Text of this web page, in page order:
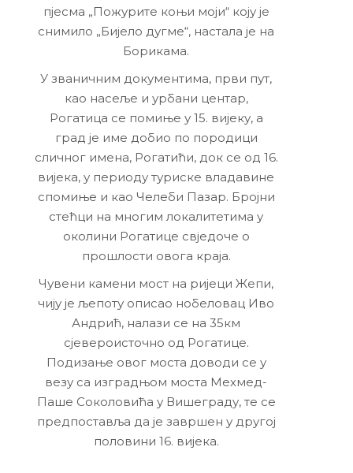
пјесма „Пожурите коњи моји“ коју је
снимило „Бијело дугме“, настала је на
Борикама.
У званичним документима, први пут,
као насеље и урбани центар,
Рогатица се помиње у 15. вијеку, а
град је име добио по породици
сличног имена, Рогатићи, док се од 16.
вијека, у периоду туриске владавине
спомиње и као Челеби Пазар. Бројни
стећци на многим локалитетима у
околини Рогатице свједоче о
прошлости овога краја.
Чувени камени мост на ријеци Жепи,
чију је љепоту описао нобеловац Иво
Андрић, налази се на 35км
сјевероисточно од Рогатице.
Подизање овог моста доводи се у
везу са изградњом моста Мехмед-
Паше Соколовића у Вишеграду, те се
предпоставља да је завршен у другој
половини 16. вијека.